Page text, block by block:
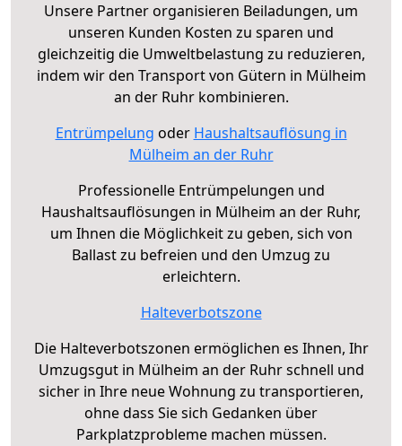
Unsere Partner organisieren Beiladungen, um
unseren Kunden Kosten zu sparen und
gleichzeitig die Umweltbelastung zu reduzieren,
indem wir den Transport von Gütern in Mülheim
an der Ruhr kombinieren.
Entrümpelung oder Haushaltsauflösung in
Mülheim an der Ruhr
Professionelle Entrümpelungen und
Haushaltsauflösungen in Mülheim an der Ruhr,
um Ihnen die Möglichkeit zu geben, sich von
Ballast zu befreien und den Umzug zu
erleichtern.
Halteverbotszone
Die Halteverbotszonen ermöglichen es Ihnen, Ihr
Umzugsgut in Mülheim an der Ruhr schnell und
sicher in Ihre neue Wohnung zu transportieren,
ohne dass Sie sich Gedanken über
Parkplatzprobleme machen müssen.